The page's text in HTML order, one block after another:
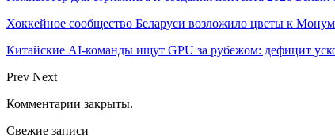
Хоккейное сообщество Беларуси возложило цветы к
Китайские AI-команды ищут GPU за рубежом: дефицит
Prev Next
Комментарии закрыты.
Свежие записи